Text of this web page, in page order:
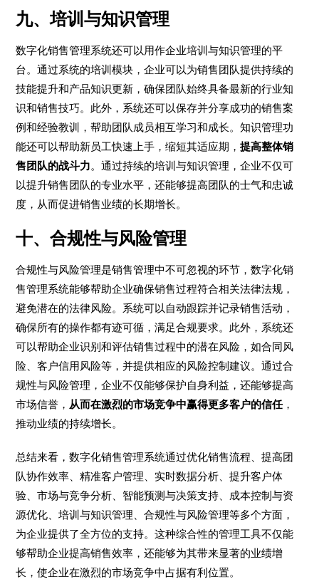
九、培训与知识管理
数字化销售管理系统还可以用作企业培训与知识管理的平
台。通过系统的培训模块，企业可以为销售团队提供持续的
技能提升和产品知识更新，确保团队始终具备最新的行业知
识和销售技巧。此外，系统还可以保存并分享成功的销售案
例和经验教训，帮助团队成员相互学习和成长。知识管理功
能还可以帮助新员工快速上手，缩短其适应期，提高整体销
售团队的战斗力。通过持续的培训与知识管理，企业不仅可
以提升销售团队的专业水平，还能够提高团队的士气和忠诚
度，从而促进销售业绩的长期增长。
十、合规性与风险管理
合规性与风险管理是销售管理中不可忽视的环节，数字化销
售管理系统能够帮助企业确保销售过程符合相关法律法规，
避免潜在的法律风险。系统可以自动跟踪并记录销售活动，
确保所有的操作都有迹可循，满足合规要求。此外，系统还
可以帮助企业识别和评估销售过程中的潜在风险，如合同风
险、客户信用风险等，并提供相应的风险控制建议。通过合
规性与风险管理，企业不仅能够保护自身利益，还能够提高
市场信誉， 从而在激烈的市场竞争中赢得更多客户的信任，
推动业绩的持续增长。
总结来看，数字化销售管理系统通过优化销售流程、提高团
队协作效率、精准客户管理、实时数据分析、提升客户体
验、市场与竞争分析、智能预测与决策支持、成本控制与资
源优化、培训与知识管理、合规性与风险管理等多个方面，
为企业提供了全方位的支持。这种综合性的管理工具不仅能
够帮助企业提高销售效率，还能够为其带来显著的业绩增
长，使企业在激烈的市场竞争中占据有利位置。